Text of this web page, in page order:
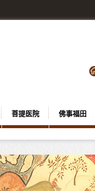
菩提医院 佛事福田